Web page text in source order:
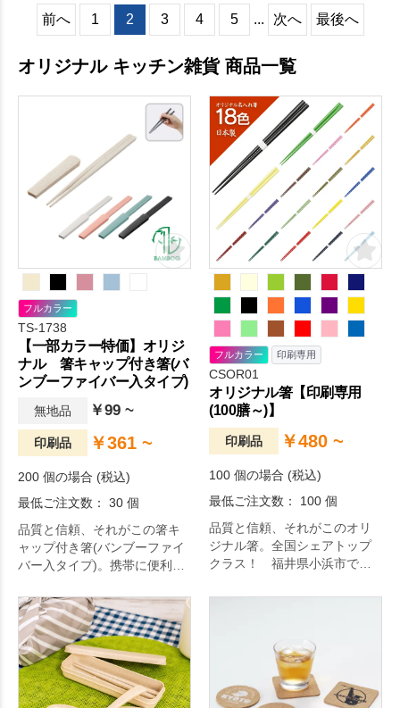
前へ 1 2 3 4 5 ... 次へ 最後へ
オリジナル キッチン雑貨 商品一覧
フルカラー
TS-1738
【一部カラー特価】オリジ
ナル 箸キャップ付き箸(バ
ンブーファイバー入タイプ)
無地品 ￥99 ~
印刷品 ￥361 ~
200 個の場合 (税込)
最低ご注文数： 30 個
品質と信頼、それがこの箸キ
ャップ付き箸(バンブーファイ
バー入タイプ)。携帯に便利な
フルカラー 印刷専用
CSOR01
オリジナル箸【印刷専用
(100膳～)】
印刷品 ￥480 ~
100 個の場合 (税込)
最低ご注文数： 100 個
品質と信頼、それがこのオリ
ジナル箸。全国シェアトップ
クラス！ 福井県小浜市で生
塗のお箸にオリジナル名入れ
愛らしい色まで全18色、印刷
色は金・銀・黒・白の4色から
お選びいただけます。